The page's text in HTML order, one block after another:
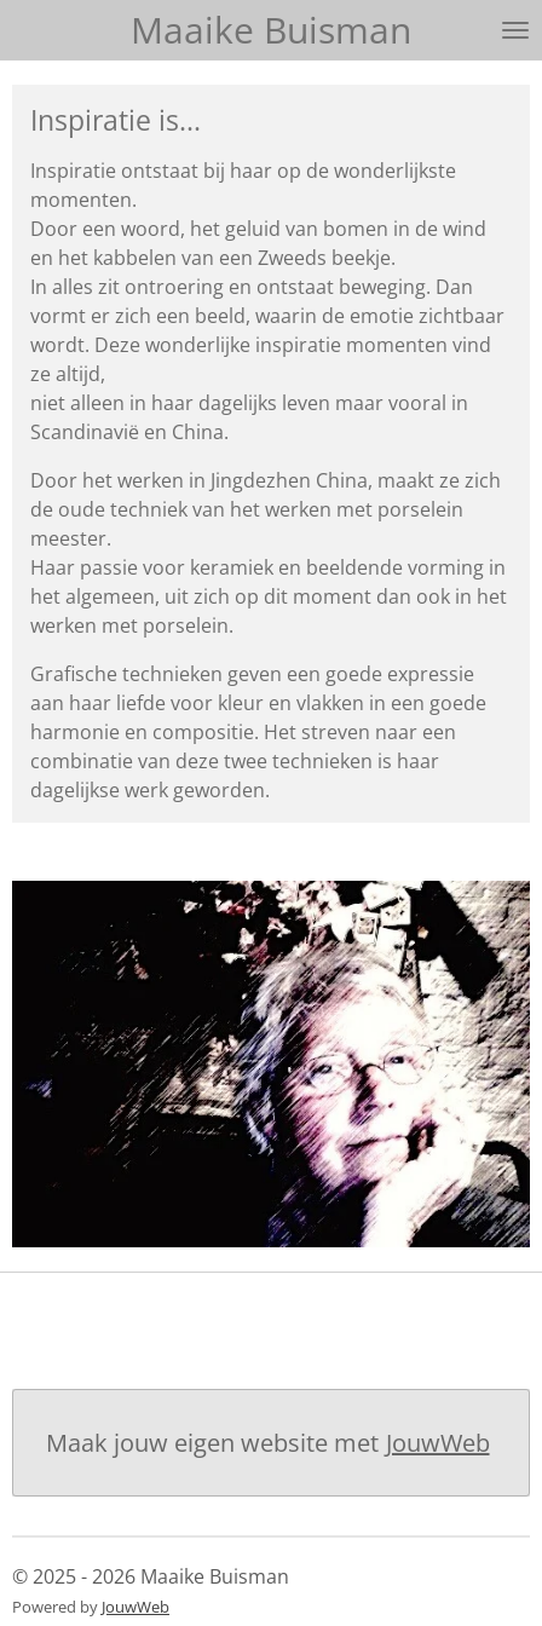
de
hoofdinhoud
Maaike Buisman
Inspiratie is...
Inspiratie ontstaat bij haar op de wonderlijkste
momenten.
Door een woord, het geluid van bomen in de wind
en het kabbelen van een Zweeds beekje.
In alles zit ontroering en ontstaat beweging. Dan
vormt er zich een beeld, waarin de emotie zichtbaar
wordt. Deze wonderlijke inspiratie momenten vind
ze altijd,
niet alleen in haar dagelijks leven maar vooral in
Scandinavië en China.
Door het werken in Jingdezhen China, maakt ze zich
de oude techniek van het werken met porselein
meester.
Haar passie voor keramiek en beeldende vorming in
het algemeen, uit zich op dit moment dan ook in het
werken met porselein.
Grafische technieken geven een goede expressie
aan haar liefde voor kleur en vlakken in een goede
harmonie en compositie. Het streven naar een
combinatie van deze twee technieken is haar
dagelijkse werk geworden.
Maak jouw eigen website met JouwWeb
© 2025 - 2026 Maaike Buisman
Powered by JouwWeb